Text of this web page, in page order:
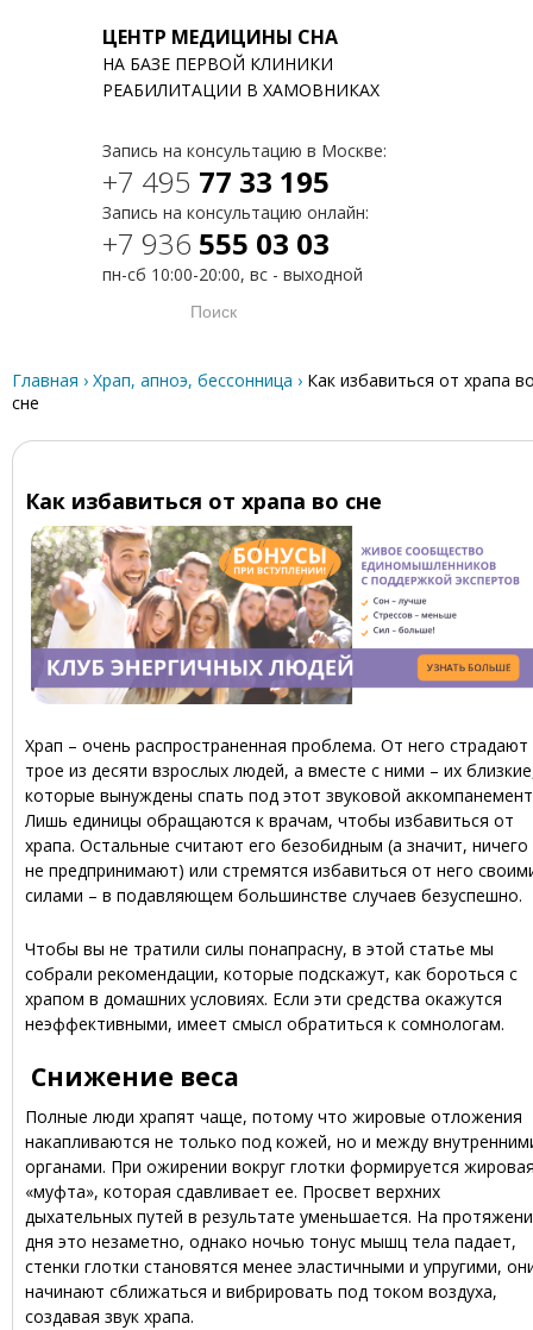
ЦЕНТР МЕДИЦИНЫ СНА
НА БАЗЕ ПЕРВОЙ КЛИНИКИ
РЕАБИЛИТАЦИИ В ХАМОВНИКАХ
Запись на консультацию в Москве:
+7 495 77 33 195
Запись на консультацию онлайн:
+7 936 555 03 03
пн-сб 10:00-20:00, вс - выходной
Главная › Храп, апноэ, бессонница › Как избавиться от храпа
сне
Как избавиться от храпа во сне
Храп – очень распространенная проблема. От него страдают
трое из десяти взрослых людей, а вместе с ними – их
которые вынуждены спать под этот звуковой
Лишь единицы обращаются к врачам, чтобы избавиться от
храпа. Остальные считают его безобидным (а значит, ничего
не предпринимают) или стремятся избавиться от него
силами – в подавляющем большинстве случаев безуспешно.
Чтобы вы не тратили силы понапрасну, в этой статье мы
собрали рекомендации, которые подскажут, как бороться с
храпом в домашних условиях. Если эти средства окажутся
неэффективными, имеет смысл обратиться к сомнологам.
Снижение веса
Полные люди храпят чаще, потому что жировые отложения
накапливаются не только под кожей, но и между
органами. При ожирении вокруг глотки формируется
«муфта», которая сдавливает ее. Просвет верхних
дыхательных путей в результате уменьшается. На
дня это незаметно, однако ночью тонус мышц тела падает,
стенки глотки становятся менее эластичными и упругими,
начинают сближаться и вибрировать под током воздуха,
создавая звук храпа.